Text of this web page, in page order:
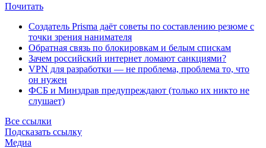
Почитать
Создатель Prisma даёт советы по составлению резюме с
точки зрения нанимателя
Обратная связь по блокировкам и белым спискам
Зачем российский интернет ломают санкциями?
VPN для разработки — не проблема, проблема то, что
он нужен
ФСБ и Минздрав предупреждают (только их никто не
слушает)
Все ссылки
Подсказать ссылку
Медиа